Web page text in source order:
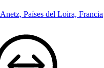
Anetz, Países del Loira, Francia